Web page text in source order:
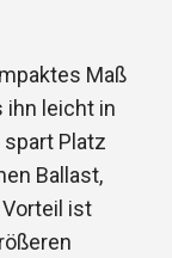
Maß
ihn leicht in
Platz
Ballast,
ist